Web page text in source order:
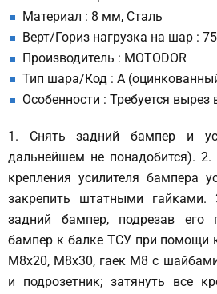
Материал : 8 мм, Сталь
Верт/Гориз нагрузка на шар :
Производитель : MOTODOR
Тип шара/Код : A
Особенности : Требуется вырез
1. Снять задний бампер и
дальнейшем не понадобится).
крепления усилителя бампера
закрепить штатными гайками.
задний бампер, подрезав его
бампер к балке ТСУ при помощи
М8х20, М8х30, гаек М8 с
и подрозетник; затянуть все